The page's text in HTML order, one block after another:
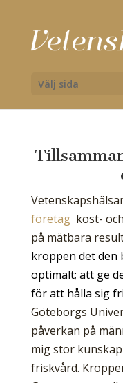
Välj sida
företagkost-
på mätbara
kroppen det
optimalt; att ge
för att hålla sig
Göteborgs
påverkan på
mig stor
friskvård.